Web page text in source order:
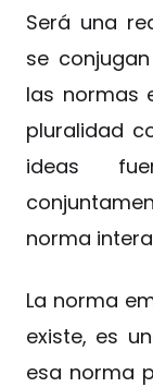
Será una
se
las normas
pluralidad
ideas
norma
La norma
existe, es
esa norma